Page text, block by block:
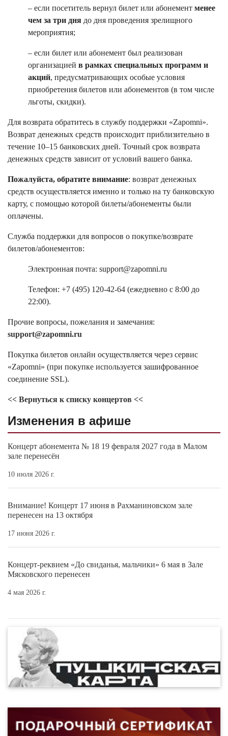
– если посетитель вернул билет или абонемент менее
чем за три дня до дня проведения зрелищного
мероприятия;
– если билет или абонемент был реализован
организацией в рамках специальных программ и
акций, предусматривающих особые условия
приобретения билетов или абонементов (в том числе
льготы, скидки).
Для возврата обратитесь в службу поддержки «Zapomni».
Возврат денежных средств происходит приблизительно в
течение 10–15 банковских дней. Точный срок возврата
денежных средств зависит от условий вашего банка.
Пожалуйста, обратите внимание: возврат денежных
средств осуществляется именно и только на ту банковскую
карту, с помощью которой билеты/абонементы были
оплачены.
Служба поддержки для вопросов о покупке/возврате
билетов/абонементов:
Электронная почта: support@zapomni.ru
Телефон: +7 (495) 120-42-64 (ежедневно с 8:00 до
22:00).
Прочие вопросы, пожелания и замечания:
support@zapomni.ru
Покупка билетов онлайн осуществляется через сервис
«Zapomni» (при покупке используется зашифрованное
соединение SSL).
<< Вернуться к списку концертов <<
Изменения в афише
Концерт абонемента № 18 19 февраля 2027 года в Малом
зале перенесён
10 июля 2026 г.
Внимание! Концерт 17 июня в Рахманиновском зале
перенесен на 13 октября
17 июня 2026 г.
Концерт-реквием «До свиданья, мальчики» 6 мая в Зале
Мясковского перенесен
4 мая 2026 г.